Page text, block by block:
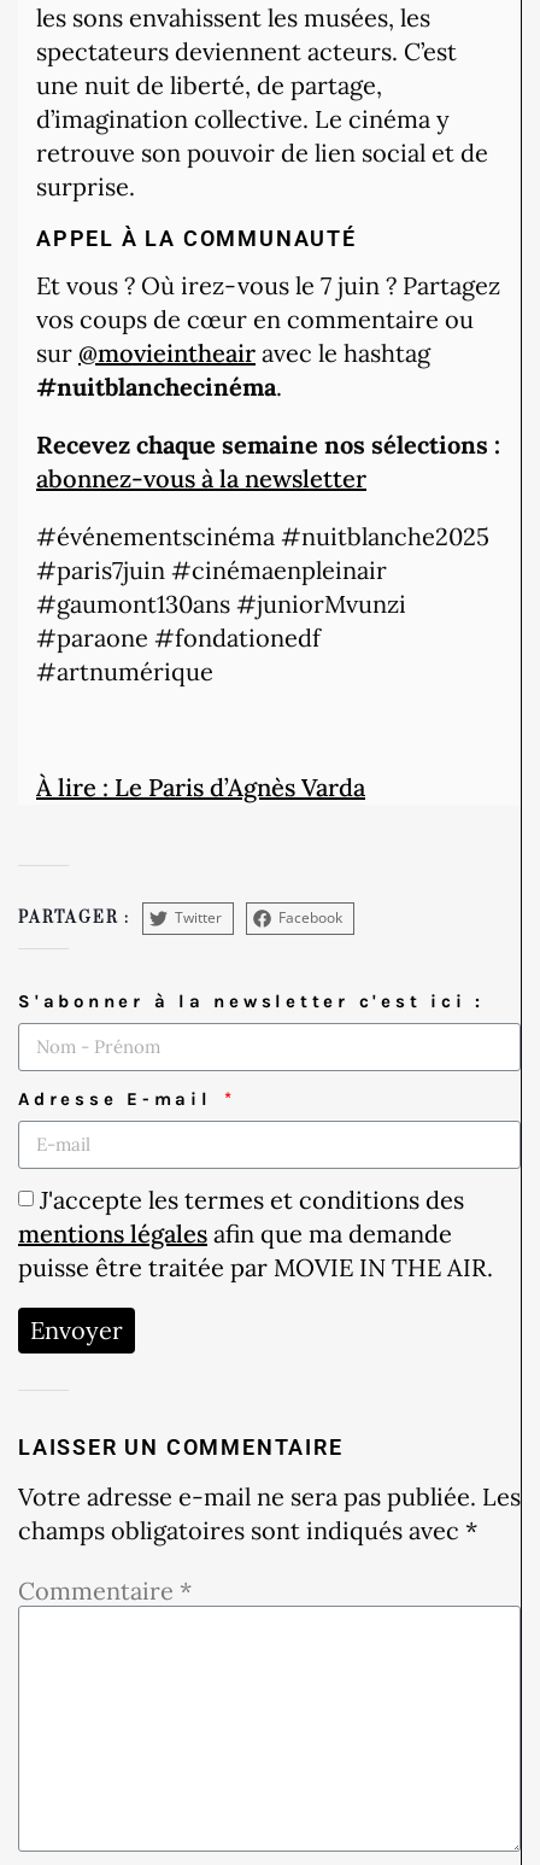
les sons envahissent les musées, les
spectateurs deviennent acteurs. C’est
une nuit de liberté, de partage,
d’imagination collective. Le cinéma y
retrouve son pouvoir de lien social et de
surprise.
APPEL À LA COMMUNAUTÉ
Et vous ? Où irez-vous le 7 juin ? Partagez
vos coups de cœur en commentaire ou
sur @movieintheair avec le hashtag
#nuitblanchecinéma.
Recevez chaque semaine nos sélections :
abonnez-vous à la newsletter
#événementscinéma #nuitblanche2025
#paris7juin #cinémaenpleinair
#gaumont130ans #juniorMvunzi
#paraone #fondationedf
#artnumérique
À lire : Le Paris d’Agnès Varda
PARTAGER : Twitter Facebook
S'abonner à la newsletter c'est ici :
Adresse E-mail
J'accepte les termes et conditions des
mentions légales afin que ma demande
puisse être traitée par MOVIE IN THE AIR.
Envoyer
LAISSER UN COMMENTAIRE
Votre adresse e-mail ne sera pas publiée. Les
champs obligatoires sont indiqués avec *
Commentaire *